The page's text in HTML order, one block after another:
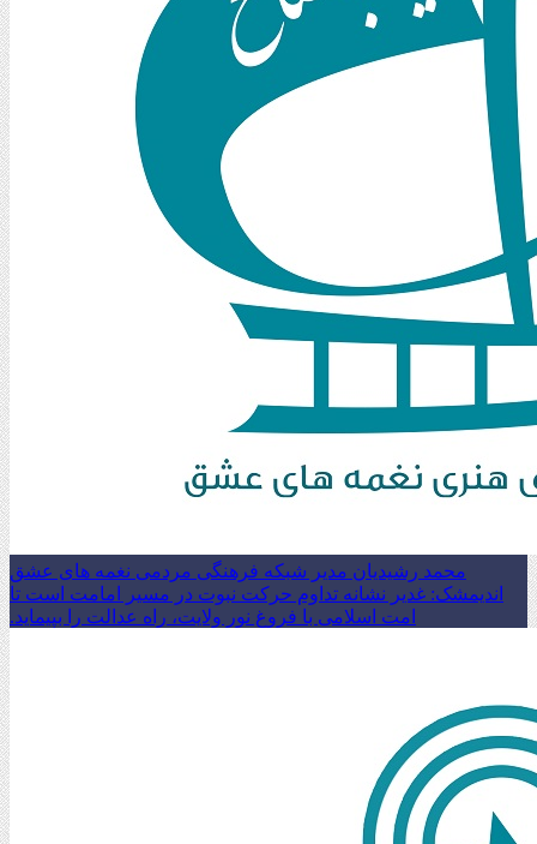
محمد رشیدیان مدیر شبکه فرهنگی مردمی نغمه های عشق
اندیمشک: غدیر نشانه تداوم حرکت نبوت در مسیر امامت است تا
امت اسلامی با فروغ نور ولایت، راه عدالت را بپیماید.